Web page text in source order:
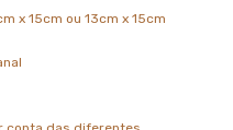
x 15cm ou 13cm x 15cm